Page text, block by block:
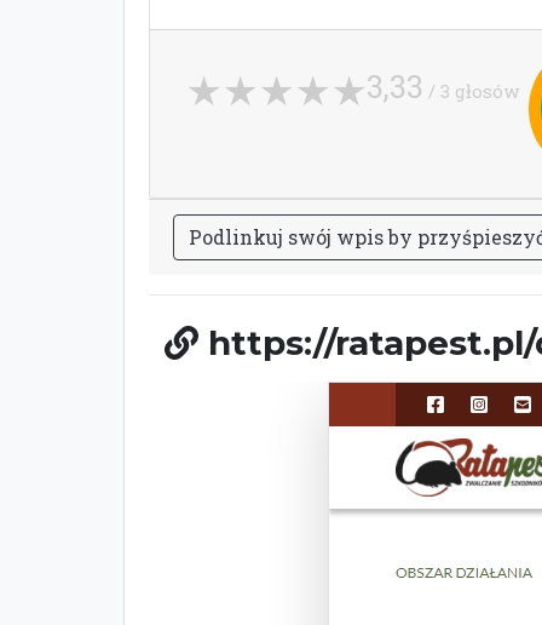
3,33 / 3 głosów
Podlinkuj swój wpisby przyśpieszy
https://